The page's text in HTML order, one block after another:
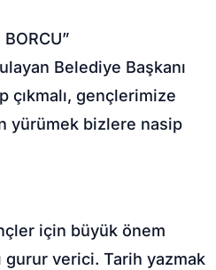
Belediye Başkanı
çıkmalı, gençlerimize
yürümek bizlere nasip
için büyük önem
gurur verici. Tarih yazmak